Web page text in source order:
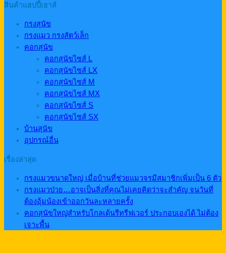
สินค้าแฮปปี้เฮาส์
กรงสุนัข
กรงแมว กรงสัตว์เล็ก
คอกสุนัข
คอกสุนัขไซส์ L
คอกสุนัขไซส์ LX
คอกสุนัขไซส์ M
คอกสุนัขไซส์ MX
คอกสุนัขไซส์ S
คอกสุนัขไซส์ SX
บ้านสุนัข
อุปกรณ์อื่น
เรื่องล่าสุด
กรงแมวขนาดใหญ่ เมื่อบ้านที่ช่วยแมวจรมีสมาชิกเพิ่มเป็น 6 ตัว
กรงแมวป่วย…อาจเป็นสิ่งที่คุณไม่เคยคิดว่าจะสำคัญ จนวันที่
ต้องอุ้มน้องเข้าออกวันละหลายครั้ง
คอกสุนัขใหญ่สำหรับโกลเด้นรีทรีฟเวอร์ ประกอบเองได้ ไม่ต้อง
เจาะพื้น